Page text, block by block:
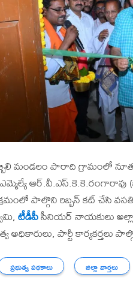
మండలం పారాది గ్రామంలో
పాల్గొని రిబ్బన్ కట్ చేసి
టీడీపీసీనియర్ నాయకులు
అధికారులు, పార్టీ కార్యకర్తలు
ప్రభుత్వ పథకాలు జిల్లా వార్తలు